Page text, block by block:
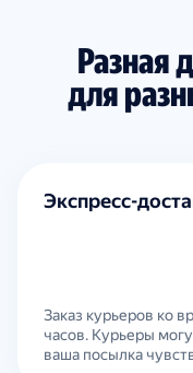
Разная
для
Экспресс-
Заказ курьеров ко
часов. Курьеры
ваша посылка